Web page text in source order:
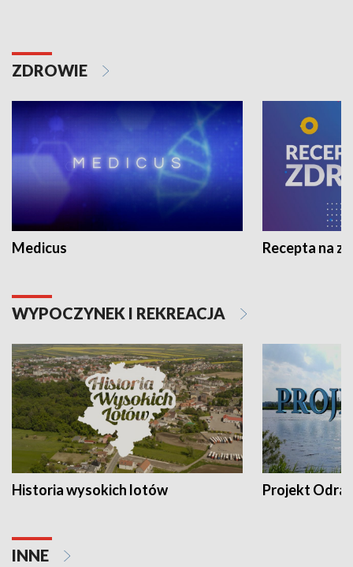
ZDROWIE
Medicus Recepta na
WYPOCZYNEK I REKREACJA
Historia wysokich lotów Projekt Odra
INNE